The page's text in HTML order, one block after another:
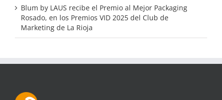
Blum by LAUS recibe el Premio al Mejor Packaging
Rosado, en los Premios VID 2025 del Club de
Marketing de La Rioja